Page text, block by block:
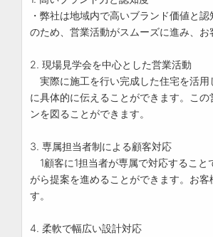
・弊社は地域内で高いブランド価値と
のため、営業活動がスムーズに進み、お
2. 現場見学会を中心とした営業活動
実際に施工を行い完成した住宅を活用
に具体的に伝えることができます。こ
ンを図ることができます。
3. 専属担当者制による顧客対応
1顧客に1担当者が専属で対応すること
がら提案を進めることができます。お
す。
4. 柔軟で幅広い設計対応